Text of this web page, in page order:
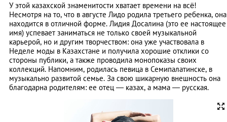
У этой казахской знаменитости хватает времени на всё!
Несмотря на то, что в августе Лидо родила третьего ребенка, она
находится в отличной форме. Лидия Досалина (это ее настоящее
имя) успевает заниматься не только своей музыкальной
карьерой, но и другим творчеством: она уже участвовала в
Неделе моды в Казахстане и получила хорошие отклики со
стороны публики, а также проводила монопоказы своих
коллекций. Напомним, родилась певица в Семипалатинске, в
музыкально развитой семье. За свою шикарную внешность она
благодарна родителям: ее отец — казах, а мама — русская.